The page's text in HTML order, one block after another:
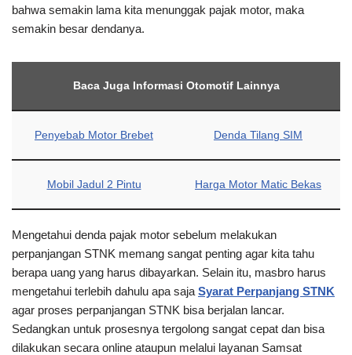
bahwa semakin lama kita menunggak pajak motor, maka
semakin besar dendanya.
Baca Juga Informasi Otomotif Lainnya
Penyebab Motor Brebet Denda Tilang SIM
Mobil Jadul 2 Pintu Harga Motor Matic Bekas
Mengetahui denda pajak motor sebelum melakukan
perpanjangan STNK memang sangat penting agar kita tahu
berapa uang yang harus dibayarkan. Selain itu, masbro harus
mengetahui terlebih dahulu apa saja Syarat Perpanjang STNK
agar proses perpanjangan STNK bisa berjalan lancar.
Sedangkan untuk prosesnya tergolong sangat cepat dan bisa
dilakukan secara online ataupun melalui layanan Samsat